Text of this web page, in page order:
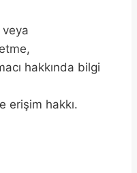
hakkında bilgi
erişim hakkı.